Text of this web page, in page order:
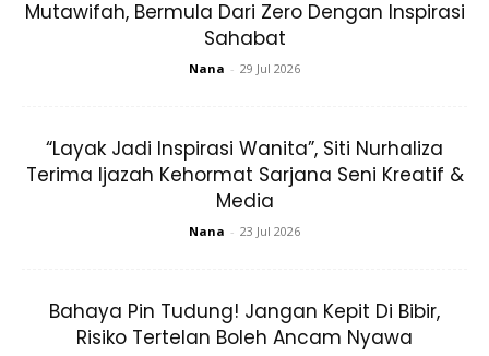
Ads
terbang. Namun atas suatu ‘peristiwa’ yang berlaku pada
Tina dan keluarga maka Tina memilih bidang guaman.
Mutawifah, Bermula Dari Zero Dengan Inspirasi
Sahabat
Nana - 29 Jul 2026
“Layak Jadi Inspirasi Wanita”, Siti Nurhaliza
Terima Ijazah Kehormat Sarjana Seni Kreatif &
Media
Nana - 23 Jul 2026
Bahaya Pin Tudung! Jangan Kepit Di Bibir,
Risiko Tertelan Boleh Ancam Nyawa